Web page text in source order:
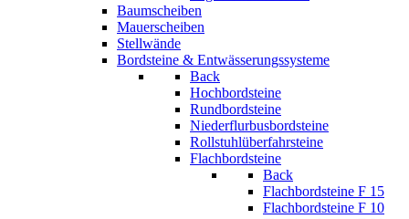
Baumscheiben
Mauerscheiben
Stellwände
Bordsteine & Entwässerungssysteme
Back
Hochbordsteine
Rundbordsteine
Niederflurbusbordsteine
Rollstuhlüberfahrsteine
Flachbordsteine
Back
Flachbordsteine F 15
Flachbordsteine F 10